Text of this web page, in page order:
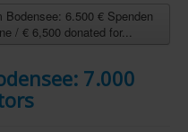
6.500 € Spenden
/ € 6,500 donated for...
7.000